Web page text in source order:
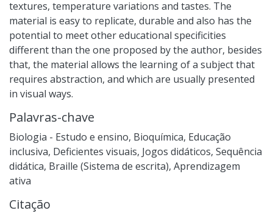
textures, temperature variations and tastes. The
material is easy to replicate, durable and also has the
potential to meet other educational specificities
different than the one proposed by the author, besides
that, the material allows the learning of a subject that
requires abstraction, and which are usually presented
in visual ways.
Palavras-chave
Biologia - Estudo e ensino, Bioquímica, Educação
inclusiva, Deficientes visuais, Jogos didáticos, Sequência
didática, Braille (Sistema de escrita), Aprendizagem
ativa
Citação